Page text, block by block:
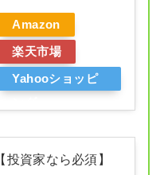
Amazon
楽天市場
Yahooショッピ
【投資家なら必須】